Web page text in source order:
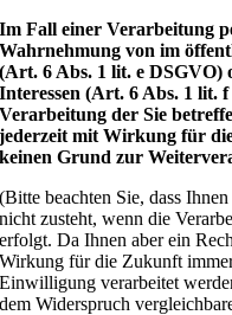
Im Fall einer Verarbeitung
Wahrnehmung von im
(Art. 6 Abs. 1 lit. e DSGVO)
Interessen (Art. 6 Abs. 1 lit.
Verarbeitung der Sie
jederzeit mit Wirkung für
keinen Grund zur
(Bitte beachten Sie, dass
nicht zusteht, wenn die
erfolgt. Da Ihnen aber ein
Wirkung für die Zukunft
Einwilligung verarbeitet
dem Widerspruch